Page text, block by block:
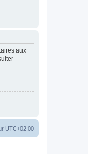
aux
UTC+02:00